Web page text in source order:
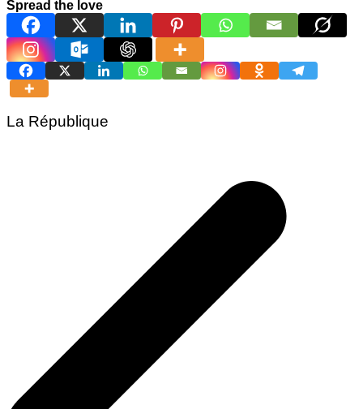
Spread the love
La République